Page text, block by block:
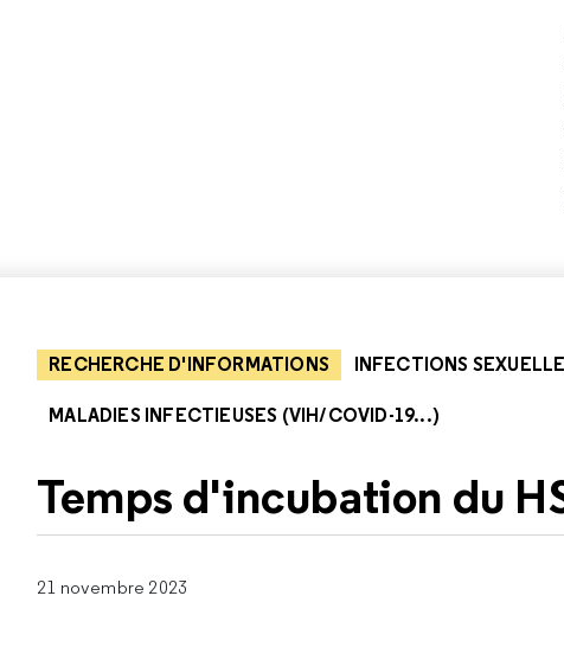
RECHERCHE D'INFORMATIONS INFECTIONS
MALADIES INFECTIEUSES (VIH/COVID-19...)
Temps d'incubation du
21 novembre 2023